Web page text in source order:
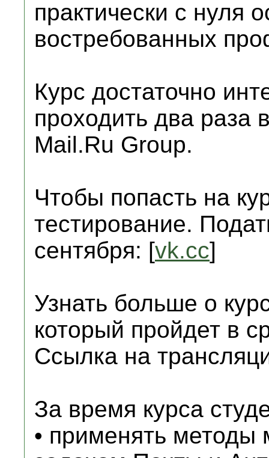
практически с нуля
востребованных
Курс достаточно
проходить два
Mail.Ru Group.
Чтобы попасть на
тестирование.
сентября: [vk.cc]
Узнать больше о
который пройдет в
Ссылка на
За время курса
• применять методы